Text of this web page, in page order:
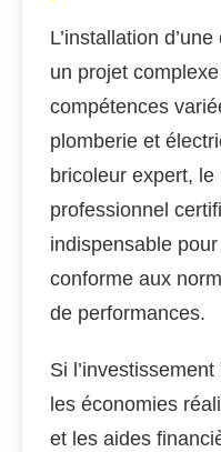
L’installation
un projet
compétences
plomberie et
bricoleur expert, le
professionnel
indispensable
conforme aux
de performances.
Si
les économies
et les aides